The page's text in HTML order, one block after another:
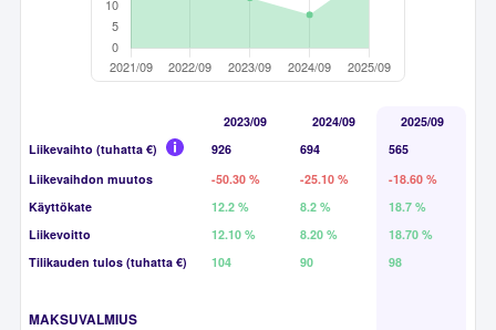
2023/09 2024/09
2025/09
Liikevaihto (tuhatta €)
926 694
565
Liikevaihdon muutos
-50.30 % -25.10 %
-18.60 %
Käyttökate
12.2 % 8.2 %
18.7 %
Liikevoitto
12.10 % 8.20 %
18.70 %
Tilikauden tulos (tuhatta €)
104 90 98
MAKSUVALMIUS